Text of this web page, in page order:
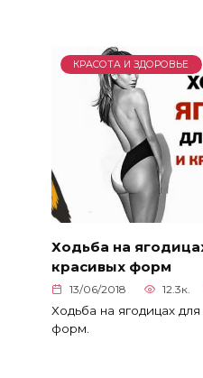
КРАСОТА И ЗДОРОВЬЕ
Ходьба на
красивых форм
13/06/2018 12.3к.
Ходьба на ягодицах
форм.